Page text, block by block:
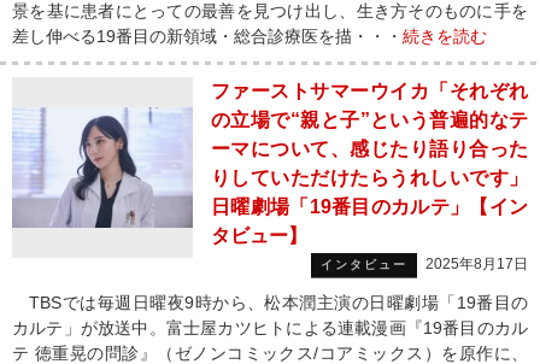
景を基に患者にとっての最善を見つけ出し、生き方そのものに手を
差し伸べる19番目の新領域・総合診療医を描・・・ 続きを読む
ファーストサマーウイカ「それぞれ
の立場で“親と子”という普遍的なテ
ーマについて、感じたり語り合った
りしていただけたらうれしいです」
日曜劇場「19番目のカルテ」【イン
タビュー】
インタビュー 2025年8月17日
TBSでは毎週日曜夜9時から、松本潤主演の日曜劇場「19番目の
カルテ」が放送中。富士屋カツヒトによる連載漫画『19番目のカル
テ 徳重晃の問診』（ゼノンコミックス/コアミックス）を原作に、